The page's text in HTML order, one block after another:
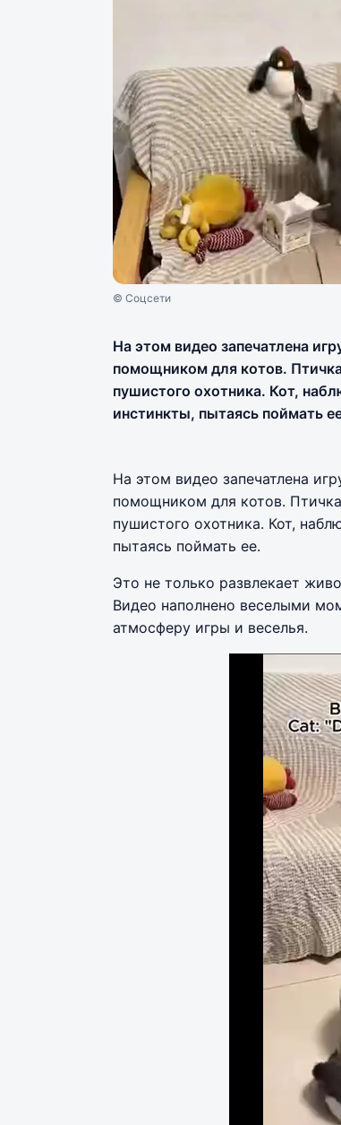
© Соцсети
На этом видео запечатлена
помощником для котов. Птичка
пушистого охотника. Кот,
инстинкты, пытаясь поймать
На этом видео запечатлена
помощником для котов.
пушистого охотника. Кот,
пытаясь поймать ее.
Это не только развлекает
Видео наполнено веселыми
атмосферу игры и веселья.